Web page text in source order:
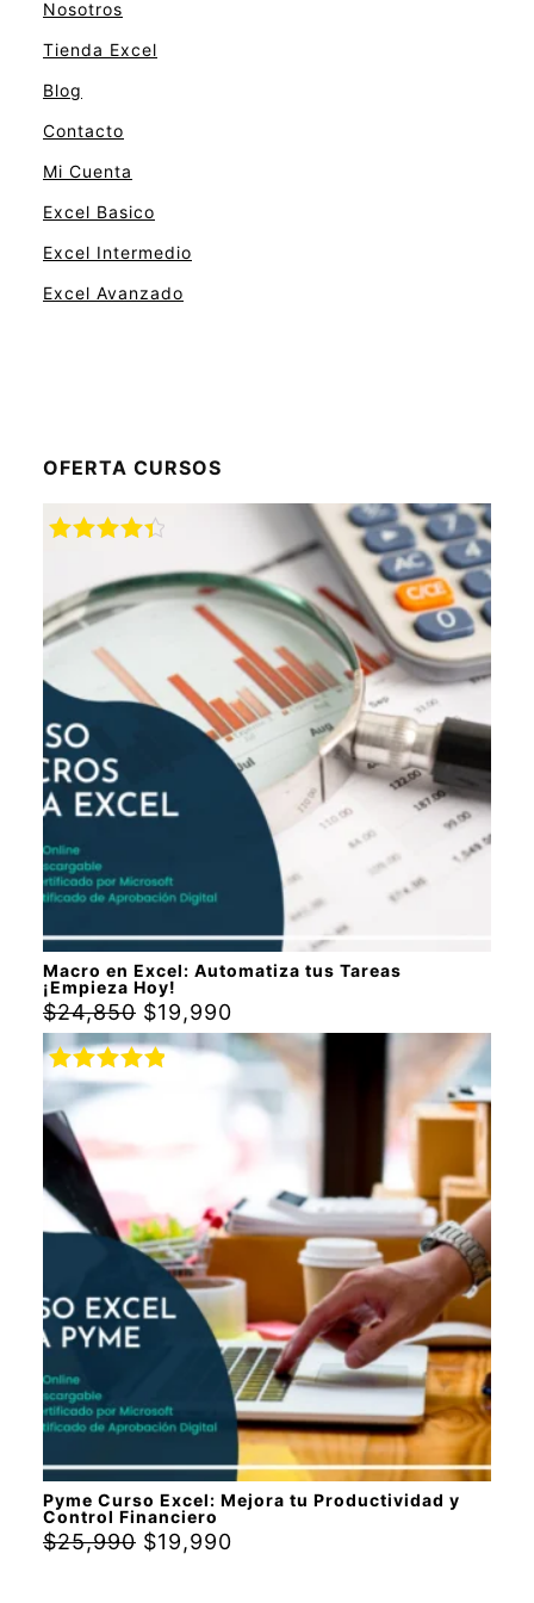
Nosotros
Tienda Excel
Blog
Contacto
Mi Cuenta
Excel Basico
Excel Intermedio
Excel Avanzado
OFERTA CURSOS
Macro en Excel: Automatiza tus Tareas
¡Empieza Hoy!
out
of 5
$24,850 $19,990
Pyme Curso Excel: Mejora tu Productividad y
Control Financiero
Rated5.00
out of 5
$25,990 $19,990